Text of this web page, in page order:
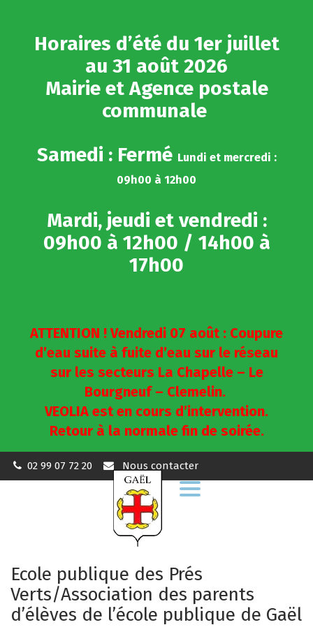
Horaires d’été du 1er juillet
au 31 août 2026
Mairie et Agence postale
communale
Samedi : Fermé Lundi et mercredi :
09h00 à 12h00
Mardi, jeudi et vendredi :
09h00 à 12h00 / 14h00 à
17h00
ATTENTION ! Vendredi 07 août : Coupure
d’eau suite à fuite d’eau sur le réseau
sur les secteurs La Chapelle – Le
Bourgneuf – Clemelin.
VEOLIA est en cours d’intervention.
Retour à la normale fin de soirée.
02 99 07 72 20 Nous contacter
Aller
Ecole publique des Prés
Verts/Association des parents
d’élèves de l’école publique de Gaël